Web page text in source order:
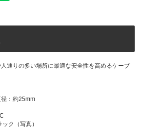
通りの多い場所に最適な安全性を高めるケーブ
径：約25mm
ク（写真）